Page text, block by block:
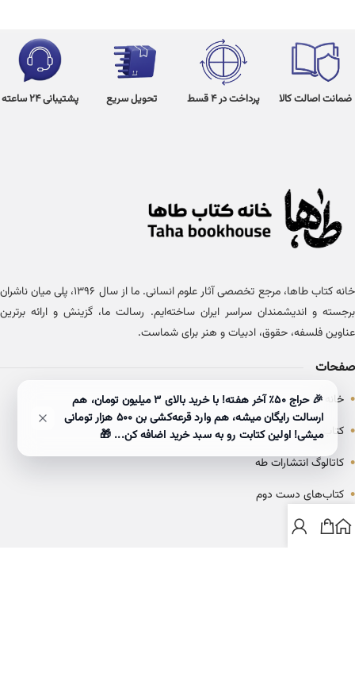
ضمانت اصالت کالا پرداخت در 4 قسط تحویل سریع پشتیبانی 24 ساعته
خانه کتاب طاها، مرجع تخصصی آثار علوم انسانی. ما از سال ۱۳۹۶، پلی میان ناشران
برجسته و اندیشمندان سراسر ایران ساخته‌ایم. رسالت ما، گزینش و ارائه برترین
عناوین فلسفه، حقوق، ادبیات و هنر برای شماست.
صفحات
• خانه
• کتاب‌ها
• کاتالوگ انتشارات طه
• کتاب‌های دست دوم
• بلاگ
🎉 حراج ۵۰٪ آخر هفته! با خرید بالای 3 میلیون تومان، هم
ارسالت رایگان میشه، هم وارد قرعه‌کشی بن ۵۰۰ هزار تومانی
میشی! اولین کتابت رو به سبد خرید اضافه کن... 🎁